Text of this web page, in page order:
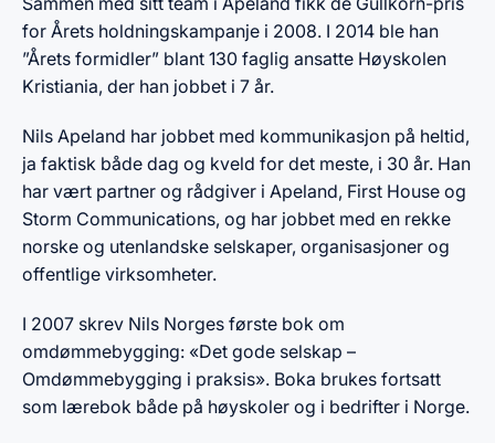
for Årets holdningskampanje i 2008. I 2014 ble han
”Årets formidler” blant 130 faglig ansatte Høyskolen
Kristiania, der han jobbet i 7 år.
Nils Apeland har jobbet med kommunikasjon på heltid,
ja faktisk både dag og kveld for det meste, i 30 år. Han
har vært partner og rådgiver i Apeland, First House og
Storm Communications, og har jobbet med en rekke
norske og utenlandske selskaper, organisasjoner og
offentlige virksomheter.
I 2007 skrev Nils Norges første bok om
omdømmebygging: «Det gode selskap –
Omdømmebygging i praksis». Boka brukes fortsatt
som lærebok både på høyskoler og i bedrifter i Norge.